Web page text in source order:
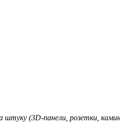
штуку (3D-панели, розетки,